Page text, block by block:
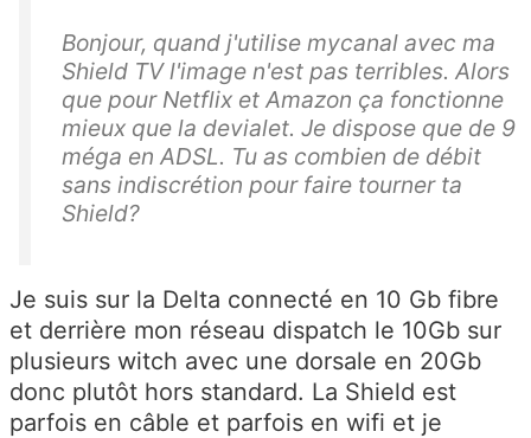
Bonjour, quand j'utilise mycanal avec ma
Shield TV l'image n'est pas terribles. Alors
que pour Netflix et Amazon ça fonctionne
mieux que la devialet. Je dispose que de 9
méga en ADSL. Tu as combien de débit
sans indiscrétion pour faire tourner ta
Shield?
Je suis sur la Delta connecté en 10 Gb fibre
et derrière mon réseau dispatch le 10Gb sur
plusieurs witch avec une dorsale en 20Gb
donc plutôt hors standard. La Shield est
parfois en câble et parfois en wifi et je